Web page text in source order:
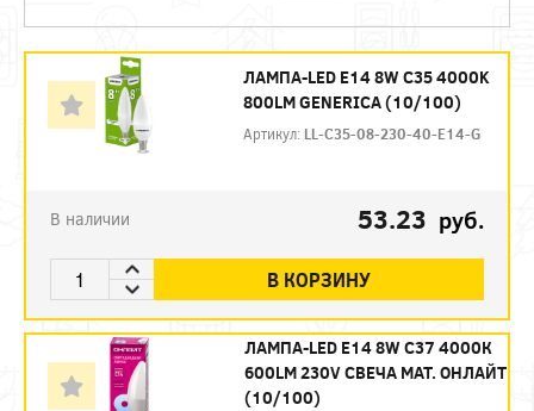
ЛАМПА-LED E14 8W C35 4000K
800LM GENERICA (10/100)
Артикул: LL-C35-08-230-40-E14-G
В наличии 53.23 руб.
В КОРЗИНУ
ЛАМПА-LED E14 8W C37 4000К
600LM 230V СВЕЧА МАТ. ОНЛАЙТ
(10/100)